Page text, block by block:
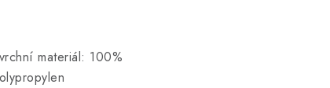
materiál: 100%